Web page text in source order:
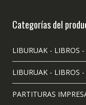
Categorías del
LIBURUAK - LIBROS
LIBURUAK - LIBROS
PARTITURAS